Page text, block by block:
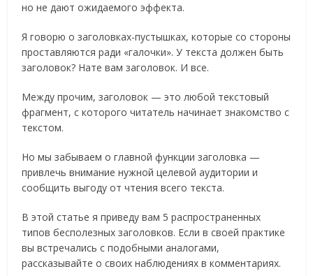
но не дают ожидаемого эффекта.
Я говорю о заголовках-пустышках, которые со стороны
проставляются ради «галочки». У текста должен быть
заголовок? Нате вам заголовок. И все.
Между прочим, заголовок — это любой текстовый
фрагмент, с которого читатель начинает знакомство с
текстом.
Но мы забываем о главной функции заголовка —
привлечь внимание нужной целевой аудитории и
сообщить выгоду от чтения всего текста.
В этой статье я приведу вам 5 распространенных
типов бесполезных заголовков. Если в своей практике
вы встречались с подобными аналогами,
рассказывайте о своих наблюдениях в комментариях.